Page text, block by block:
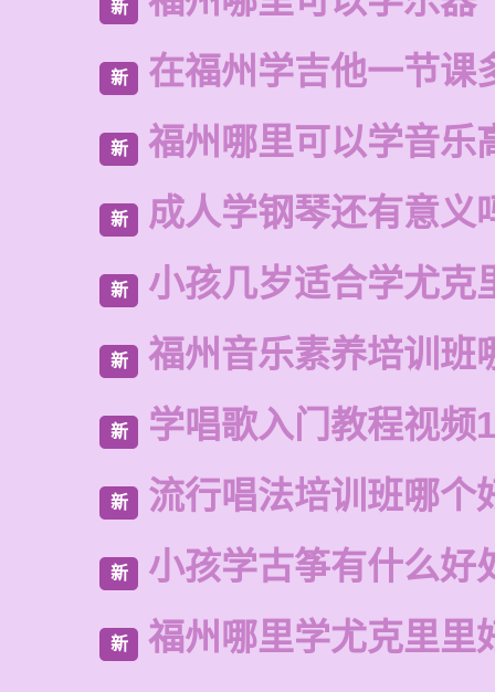
新
新 在福州学吉他一节课
新 福州哪里可以学音乐
新 成人学钢琴还有意义
新 小孩几岁适合学尤克
新 福州音乐素养培训班
新 学唱歌入门教程视频
新 流行唱法培训班哪个
新 小孩学古筝有什么好
新 福州哪里学尤克里里